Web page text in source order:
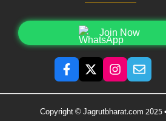
Join Now
Copyright © Jagrutbharat.com 2025